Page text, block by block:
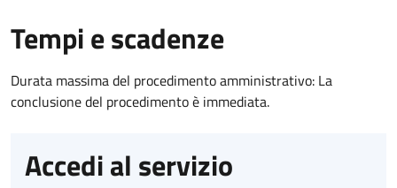
Tempi e scadenze
Durata massima del procedimento amministrativo: La
conclusione del procedimento è immediata.
Accedi al servizio